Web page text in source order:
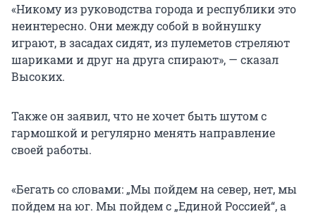
«Никому из руководства города и республики это
неинтересно. Они между собой в войнушку
играют, в засадах сидят, из пулеметов стреляют
шариками и друг на друга спирают», — сказал
Высоких.
Также он заявил, что не хочет быть шутом с
гармошкой и регулярно менять направление
своей работы.
«Бегать со словами: „Мы пойдем на север, нет, мы
пойдем на юг. Мы пойдем с „Единой Россией“, а